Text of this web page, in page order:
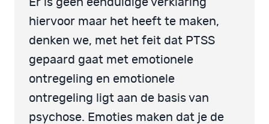
hiervoor maar het heeft te maken,
denken we, met het feit dat PTSS
gepaard gaat met emotionele
ontregeling en emotionele
ontregeling ligt aan de basis van
psychose. Emoties maken dat je de